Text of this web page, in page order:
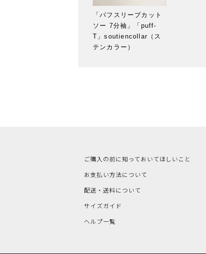
「パフスリーブカット
ソー 7分袖」「puff-
T」soutiencollar（ス
テンカラー）
ご購入の前に知っておいてほしいこと
お支払い方法について
配送・送料について
サイズガイド
ヘルプ一覧